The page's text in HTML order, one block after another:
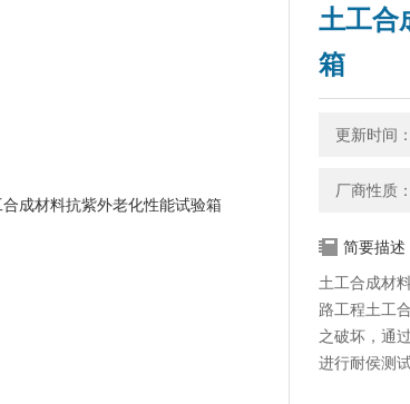
土工合
箱
更新时间
厂商性质
简要描述
土工合成材
路工程土工
之破坏，通
进行耐侯测试